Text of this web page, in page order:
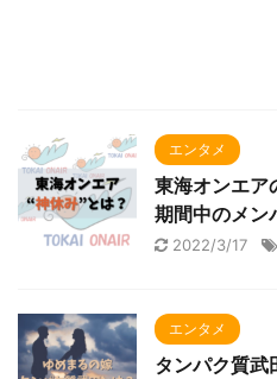
エンタメ
東海オンエア
期間中のメン
2022/3/17
エンタメ
タンパク質